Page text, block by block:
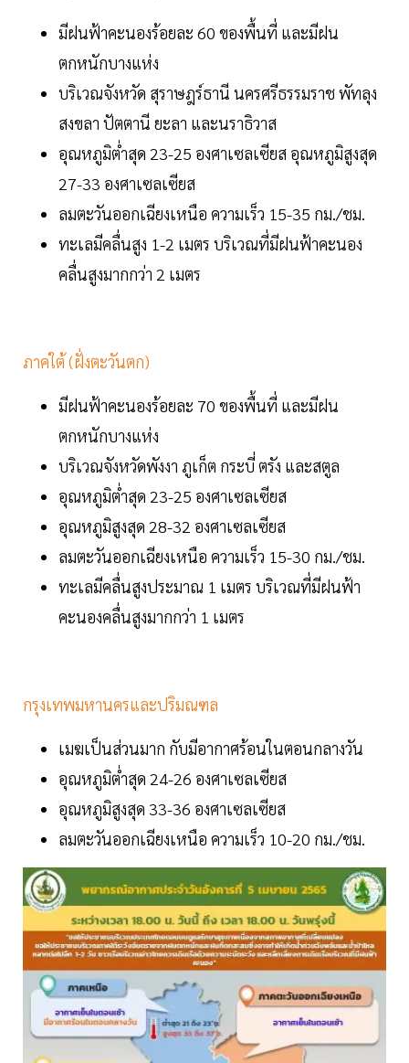
มีฝนฟ้าคะนองร้อยละ 60 ของพื้นที่ และมีฝน
ตกหนักบางแห่ง
บริเวณจังหวัด สุราษฎร์ธานี นครศรีธรรมราช พัทลุง
สงขลา ปัตตานี ยะลา และนราธิวาส
อุณหภูมิต่ำสุด 23-25 องศาเซลเซียส อุณหภูมิสูงสุด
27-33 องศาเซลเซียส
ลมตะวันออกเฉียงเหนือ ความเร็ว 15-35 กม./ชม.
ทะเลมีคลื่นสูง 1-2 เมตร บริเวณที่มีฝนฟ้าคะนอง
คลื่นสูงมากกว่า 2 เมตร
ภาคใต้ (ฝั่งตะวันตก)
มีฝนฟ้าคะนองร้อยละ 70 ของพื้นที่ และมีฝน
ตกหนักบางแห่ง
บริเวณจังหวัดพังงา ภูเก็ต กระบี่ ตรัง และสตูล
อุณหภูมิต่ำสุด 23-25 องศาเซลเซียส
อุณหภูมิสูงสุด 28-32 องศาเซลเซียส
ลมตะวันออกเฉียงเหนือ ความเร็ว 15-30 กม./ชม.
ทะเลมีคลื่นสูงประมาณ 1 เมตร บริเวณที่มีฝนฟ้า
คะนองคลื่นสูงมากกว่า 1 เมตร
กรุงเทพมหานครและปริมณฑล
เมฆเป็นส่วนมาก กับมีอากาศร้อนในตอนกลางวัน
อุณหภูมิต่ำสุด 24-26 องศาเซลเซียส
อุณหภูมิสูงสุด 33-36 องศาเซลเซียส
ลมตะวันออกเฉียงเหนือ ความเร็ว 10-20 กม./ชม.